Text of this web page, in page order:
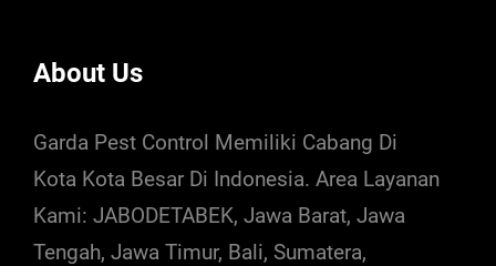
About Us
Garda Pest Control Memiliki Cabang Di
Kota Kota Besar Di Indonesia. Area Layanan
Kami: JABODETABEK, Jawa Barat, Jawa
Tengah, Jawa Timur, Bali, Sumatera,